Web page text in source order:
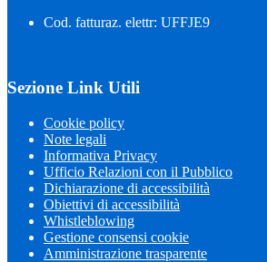
Cod. fatturaz. elettr: UFFJE9
Sezione Link Utili
Cookie policy
Note legali
Informativa Privacy
Ufficio Relazioni con il Pubblico
Dichiarazione di accessibilità
Obiettivi di accessibilità
Whistleblowing
Gestione consensi cookie
Amministrazione trasparente